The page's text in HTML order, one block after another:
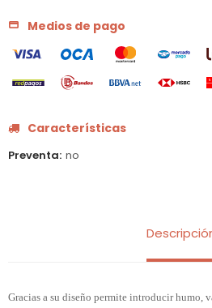
Medios de pago
Características
Preventa no
Gracias a su diseño permite introducir humo,